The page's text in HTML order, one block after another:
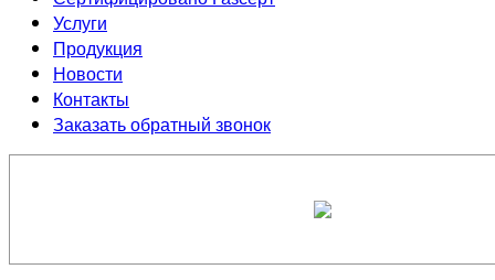
Услуги
Продукция
Новости
Контакты
Заказать обратный звонок